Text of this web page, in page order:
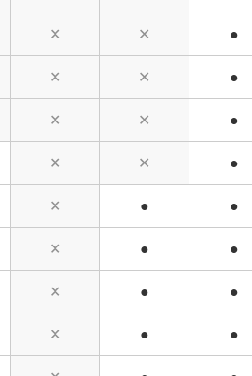
✕ ✕ ●
✕ ✕ ●
✕ ✕ ●
✕ ✕ ●
✕ ● ●
✕ ● ●
✕ ● ●
✕ ● ●